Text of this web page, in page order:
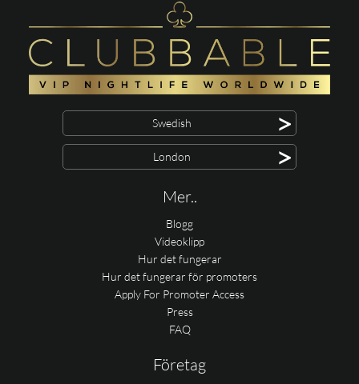
Swedish >
London >
Mer..
Blogg
Videoklipp
Hur det fungerar
Hur det fungerar för promoters
Apply For Promoter Access
Press
FAQ
Företag